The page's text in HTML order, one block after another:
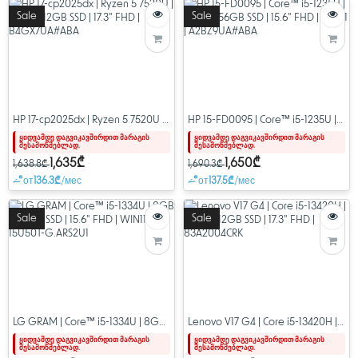
Sale
HP 17-cp2025dx | Ryzen 5 7520U |
8GB | 512GB SSD | 17.3" FHD |
B4GX7UA#ABA
ყიდვამდე დაგვიკავშირდით მარაგის
შესამოწმებლად.
1,638.8₾ 1,635₾
от136.3₾/мес
Sale
HP 15-FD0095 | Core™ i5-1235U |
8GB | 256GB SSD | 15.6" FHD |
WIN11 | A2BZ9UA#ABA
ყიდვამდე დაგვიკავშირდით მარაგის
შესამოწმებლად.
1,690.3₾ 1,650₾
от137.5₾/мес
Sale
LG GRAM | Core™ i5-1334U | 8GB |
512GB SSD | 15.6" FHD | WIN11 |
15U50T-G.ARS2U1
ყიდვამდე დაგვიკავშირდით მარაგის
შესამოწმებლად.
Sale
Lenovo V17 G4 | Core i5-13420H |
8GB | 512GB SSD | 17.3" FHD |
83A2004CRK
ყიდვამდე დაგვიკავშირდით მარაგის
შესამოწმებლად.